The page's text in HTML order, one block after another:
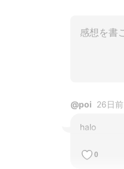
@poi 26日前
halo
0